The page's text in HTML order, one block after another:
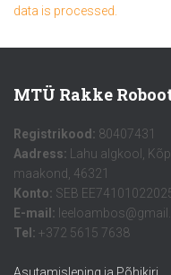
data is processed.
MTÜ Rakke
Registrikood: 80407431
Aadress: Lahu algkool,
maakond, 46321
Konto: SEB
E-mail:
Tel: +372 5615 7638